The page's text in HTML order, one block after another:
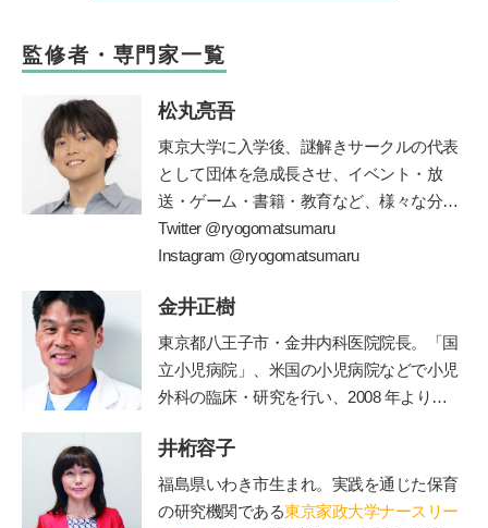
監修者・専門家一覧
松丸亮吾
東京大学に入学後、謎解きサークルの代表
として団体を急成長させ、イベント・放
送・ゲーム・書籍・教育など、様々な分野
で一大ブームを巻き起こしている
の仕掛け人。現在は東大発の謎解きクリエ
とともに様々なメディアに謎解きを仕掛け
ている。監修書籍に、『東大ナゾトレ』シ
リーズ(扶桑社
、『東大松丸式ナゾトキス
クール』『東大松丸式 名探偵コナンナゾ
ナゾときタイム』
謎解き本を手がける。
Twitter @ryogomatsumaru
Instagram @ryogomatsumaru
金井正樹
東京都八王子市・金井内科医院院長。「国
立小児病院」、米国の小児病院などで小児
外科の臨床・研究を行い、2008 年より現
外科。保育園の園医、小・中学校の校医も
務める。
井桁容子
福島県いわき市生まれ。実践を通じた保育
の研究機関である東京家政大学ナースリー